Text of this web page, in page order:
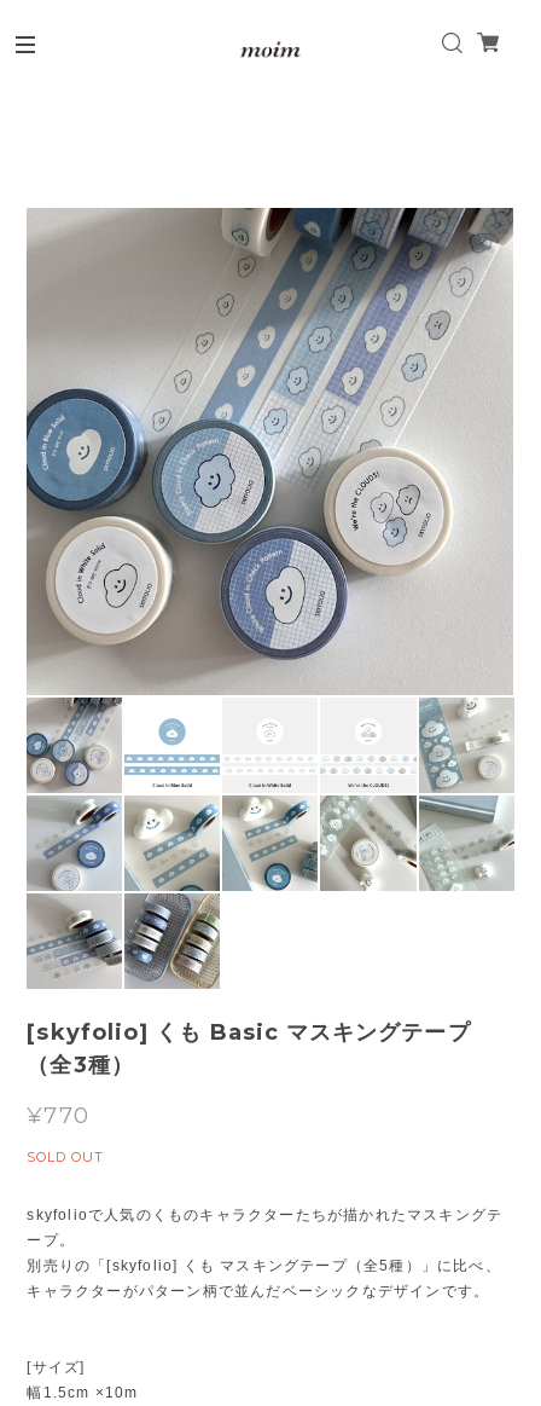
[skyfolio] くも Basic マスキングテープ
（全3種）
¥770
SOLD OUT
skyfolioで人気のくものキャラクターたちが描かれたマスキングテ
ープ。
別売りの「[skyfolio] くも マスキングテープ（全5種）」に比べ、
キャラクターがパターン柄で並んだベーシックなデザインです。
[サイズ]
幅1.5cm ×10m